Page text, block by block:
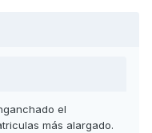
el
más alargado.